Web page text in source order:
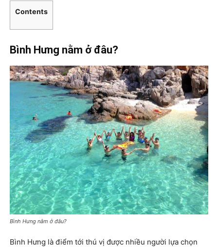
Contents
Bình Hưng nằm ở đâu?
Bình Hưng nằm ở đâu?
Bình Hưng là điểm tới thú vị được nhiều người lựa chọn